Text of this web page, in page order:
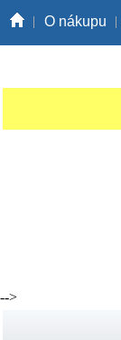
O nákupu
-->